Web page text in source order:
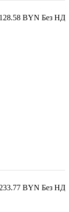
BYN Без
BYN Без